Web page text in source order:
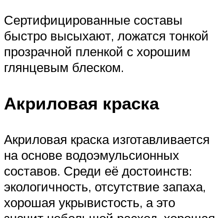
Сертифицированные составы
быстро высыхают, ложатся тонкой
прозрачной пленкой с хорошим
глянцевым блеском.
Акриловая краска
Акриловая краска изготавливается
на основе водоэмульсионных
составов. Среди её достоинств:
экологичность, отсутствие запаха,
хорошая укрывистость, а это